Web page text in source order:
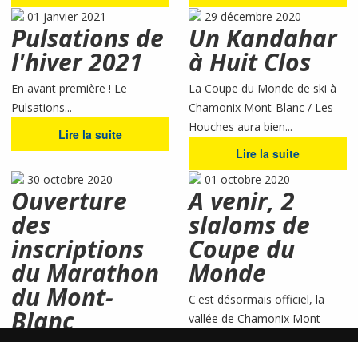
01 janvier 2021
Pulsations de
l'hiver 2021
En avant première ! Le
Pulsations...
Lire la suite
29 décembre 2020
Un Kandahar
à Huit Clos
La Coupe du Monde de ski à
Chamonix Mont-Blanc / Les
Houches aura bien...
Lire la suite
30 octobre 2020
Ouverture
des
inscriptions
du Marathon
du Mont-
Blanc
01 octobre 2020
A venir, 2
slaloms de
Coupe du
Monde
C'est désormais officiel, la
vallée de Chamonix Mont-